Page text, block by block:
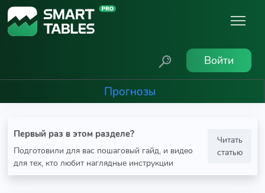
Войти
Прогнозы
Первый раз в этом разделе?
Подготовили для вас пошаговый гайд, и видео
для тех, кто любит наглядные инструкции
Читать
статью